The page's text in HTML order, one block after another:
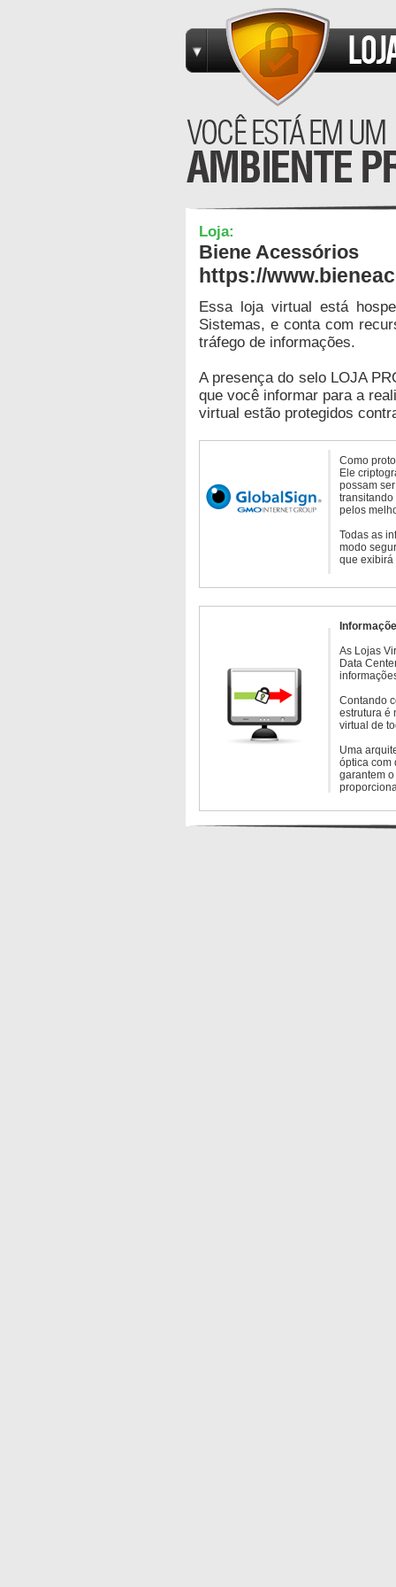
Loja:
Biene Acessórios
https://
Essa loja virtual está
Sistemas, e conta com
tráfego de informações.
A presença do selo LOJA
que você informar para a
virtual estão protegidos
Como
Ele
possam
transitando
pelos
Todas as
modo
que exibirá
As Lojas
Data
Contando
estrutura é
virtual de
Uma
óptica com
garantem